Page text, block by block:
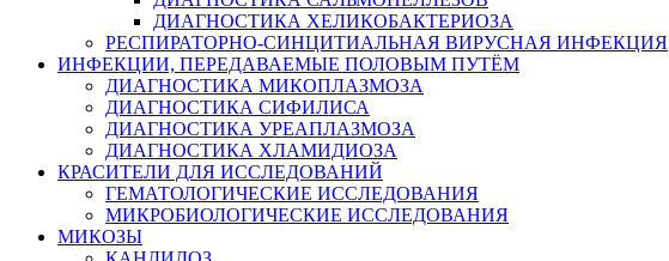
ДИАГНОСТИКА ХЕЛИКОБАКТЕРИОЗА
РЕСПИРАТОРНО-СИНЦИТИАЛЬНАЯ ВИРУСНАЯ ИНФЕКЦИЯ
ИНФЕКЦИИ, ПЕРЕДАВАЕМЫЕ ПОЛОВЫМ ПУТЁМ
ДИАГНОСТИКА МИКОПЛАЗМОЗА
ДИАГНОСТИКА СИФИЛИСА
ДИАГНОСТИКА УРЕАПЛАЗМОЗА
ДИАГНОСТИКА ХЛАМИДИОЗА
КРАСИТЕЛИ ДЛЯ ИССЛЕДОВАНИЙ
ГЕМАТОЛОГИЧЕСКИЕ ИССЛЕДОВАНИЯ
МИКРОБИОЛОГИЧЕСКИЕ ИССЛЕДОВАНИЯ
МИКОЗЫ